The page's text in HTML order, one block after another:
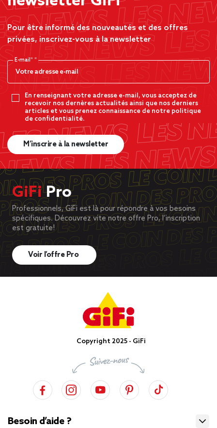
Pour être informé des nouveautés et des offres
privées, inscrivez-vous à la newsletter
E-mail*
En renseignant votre adresse e-mail, vous acceptez de
recevoir nos dernères actualités ainsi que nos derniers
articles et vous prenez connaissance de notre politique
de confidentialité.
M’inscrire à la newsletter
GiFiPro
Professionnels, GiFi est là pour répondre à vos besoins
spécifiques. Découvrez vite notre offre Pro, l’inscription
est gratuite!
Voir l’offre Pro
Copyright 2025 - GiFi
Besoin d’aide ?